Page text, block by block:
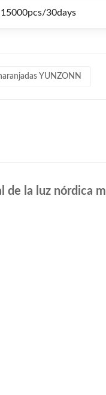
15000pcs/30days
YUNZONN
la luz nórdica